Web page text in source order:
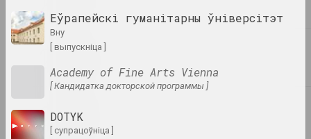
Таша Кацуба
Кандидат в веру
1+1=1, Мiхаiл Гулiн, Антаніна
Слабодчыкава
Еўрапейскі гуманітарны ўніверсітэт
вну
[ выпускніца ]
Academy of Fine Arts Vienna
[ Кандидатка докторской программы ]
DOTYK
[ супрацоўніца ]